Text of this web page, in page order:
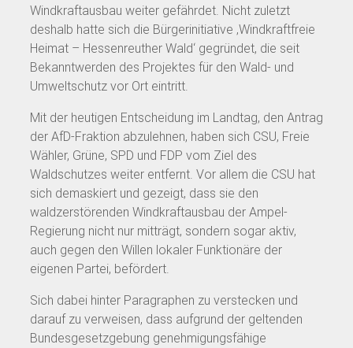
Windkraftausbau weiter gefährdet. Nicht zuletzt
deshalb hatte sich die Bürgerinitiative ‚Windkraftfreie
Heimat – Hessenreuther Wald‘ gegründet, die seit
Bekanntwerden des Projektes für den Wald- und
Umweltschutz vor Ort eintritt.
Mit der heutigen Entscheidung im Landtag, den Antrag
der AfD-Fraktion abzulehnen, haben sich CSU, Freie
Wähler, Grüne, SPD und FDP vom Ziel des
Waldschutzes weiter entfernt. Vor allem die CSU hat
sich demaskiert und gezeigt, dass sie den
waldzerstörenden Windkraftausbau der Ampel-
Regierung nicht nur mitträgt, sondern sogar aktiv,
auch gegen den Willen lokaler Funktionäre der
eigenen Partei, befördert.
Sich dabei hinter Paragraphen zu verstecken und
darauf zu verweisen, dass aufgrund der geltenden
Bundesgesetzgebung genehmigungsfähige